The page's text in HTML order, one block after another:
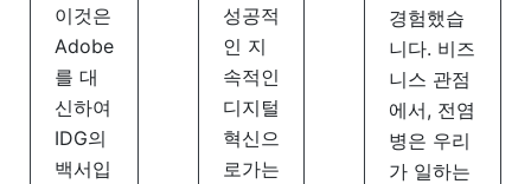
이것은
Adobe
를 대
신하여
IDG의
백서입
성공적
인 지
속적인
디지털
혁신으
로가는
경험했습
니다. 비즈
니스 관점
에서, 전염
병은 우리
가 일하는